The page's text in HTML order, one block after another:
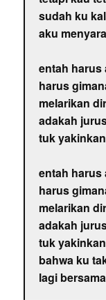
sudah ku
aku
entah harus
harus
melarikan
adakah
tuk
entah harus
harus
melarikan
adakah
tuk
bahwa ku
lagi